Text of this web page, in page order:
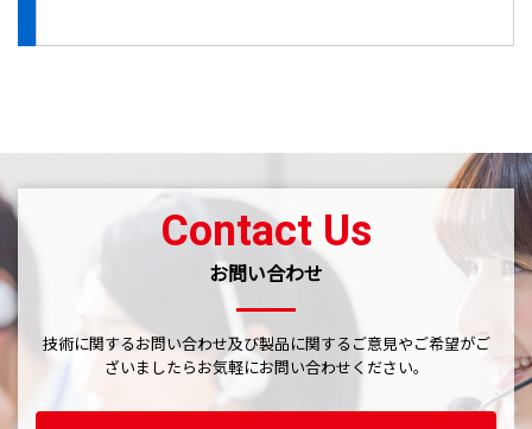
Contact Us
お問い合わせ
技術に関するお問い合わせ及び製品に関するご意見やご希望がご
ざいましたら お気軽にお問い合わせください。